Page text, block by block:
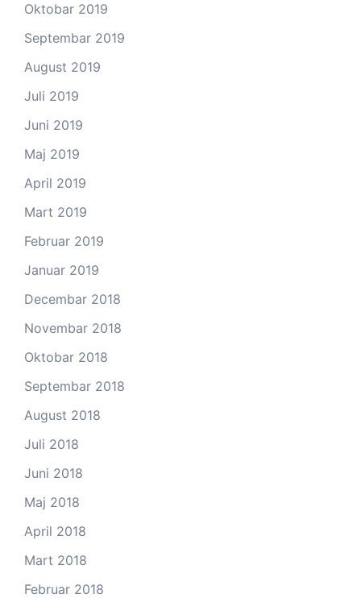
Oktobar 2019
Septembar 2019
August 2019
Juli 2019
Juni 2019
Maj 2019
April 2019
Mart 2019
Februar 2019
Januar 2019
Decembar 2018
Novembar 2018
Oktobar 2018
Septembar 2018
August 2018
Juli 2018
Juni 2018
Maj 2018
April 2018
Mart 2018
Februar 2018